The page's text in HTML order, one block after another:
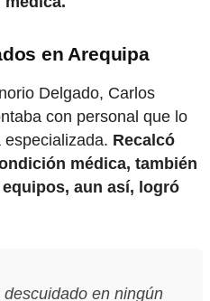
en Arequipa
Delgado, Carlos
con personal que lo
Recalcó
médica, también
aun así, logró
en ningún